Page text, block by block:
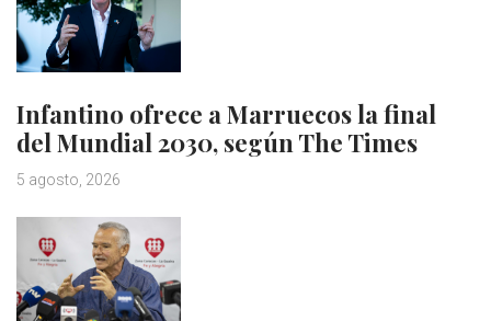
Infantino ofrece a Marruecos la final
del Mundial 2030, según The Times
5 agosto, 2026